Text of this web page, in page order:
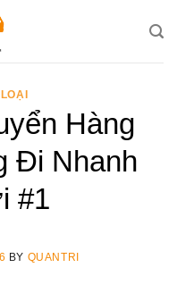
Hàng
Đi Nhanh
#1
BY QUANTRI